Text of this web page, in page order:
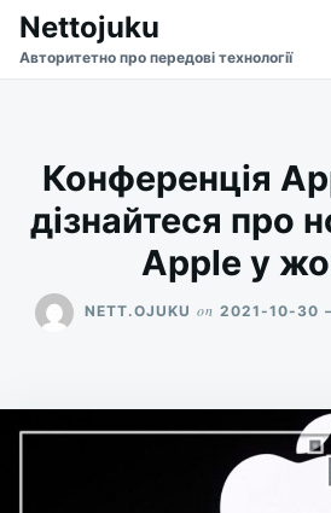
SkipSearch
for:
Nettojuku
Авторитетно про передові технології
Конференція
дізнайтеся про
Apple у
NETT.OJUKU on 2021-10-30